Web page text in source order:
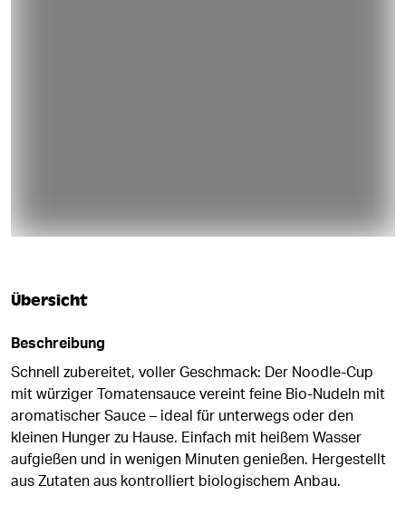
Übersicht
Beschreibung
Schnell zubereitet, voller Geschmack: Der Noodle-Cup
mit würziger Tomatensauce vereint feine Bio-Nudeln mit
aromatischer Sauce – ideal für unterwegs oder den
kleinen Hunger zu Hause. Einfach mit heißem Wasser
aufgießen und in wenigen Minuten genießen. Hergestellt
aus Zutaten aus kontrolliert biologischem Anbau.